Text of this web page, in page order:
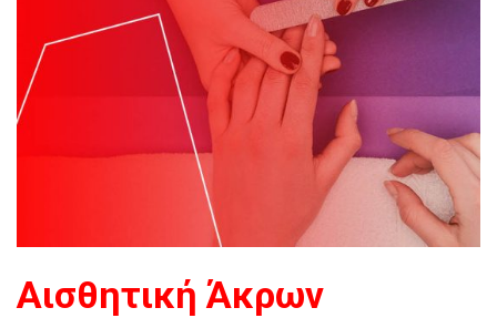
Αισθητική Άκρων